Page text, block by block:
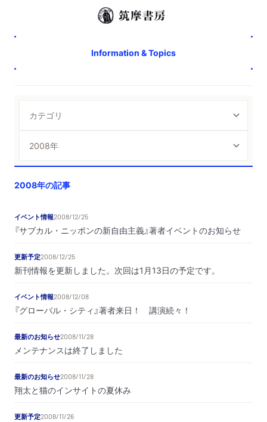
Information & Topics
2008年の記事
イベント情報2008/12/25
『サブカル・ニッポンの新自由主義』著者イベントのお知らせ
更新予定2008/12/25
新刊情報を更新しました。次回は1月13日の予定です。
イベント情報2008/12/08
『グローバル・シティ』著者来日！ 講演続々！
最新のお知らせ2008/11/28
メンテナンスは終了しました
最新のお知らせ2008/11/28
翔太と猫のインサイトの夏休み
更新予定2008/11/26